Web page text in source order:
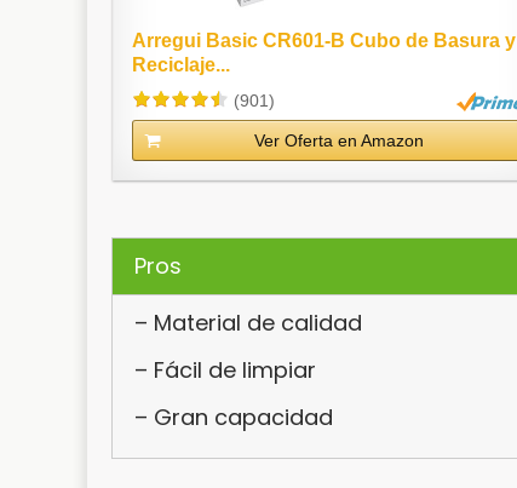
Arregui Basic CR601-B Cubo de Basura y
Reciclaje...
(901)
Ver Oferta en Amazon
Pros
– Material de calidad
– Fácil de limpiar
– Gran capacidad